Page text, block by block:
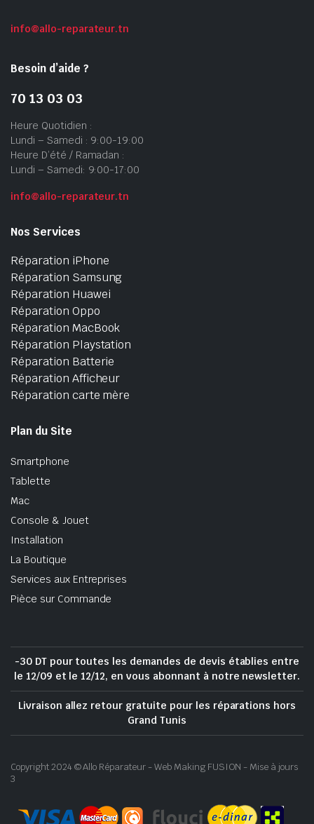
info@allo-reparateur.tn
Besoin d’aide ?
70 13 03 03
Heure Quotidien :
Lundi – Samedi : 9:00-19:00
Heure D’été / Ramadan :
Lundi – Samedi: 9:00-17:00
info@allo-reparateur.tn
Nos Services
Réparation iPhone
Réparation Samsung
Réparation Huawei
Réparation Oppo
Réparation MacBook
Réparation Playstation
Réparation Batterie
Réparation Afficheur
Réparation carte mère
Plan du Site
Smartphone
Tablette
Mac
Console & Jouet
Installation
La Boutique
Services aux Entreprises
Pièce sur Commande
-30 DT pour toutes les demandes de devis établies entre
le 12/09 et le 12/12, en vous abonnant à notre newsletter.
Livraison allez retour gratuite pour les réparations hors
Grand Tunis
Copyright 2024 © Allo Réparateur - Web Making FUSION - Mise à jours
3